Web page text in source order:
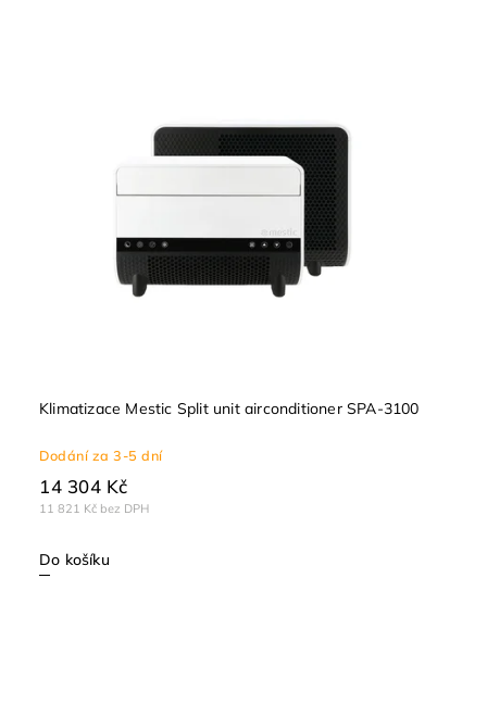
Klimatizace Mestic Split unit airconditioner SPA-3100
Dodání za 3-5 dní
11 821 Kč bez DPH
14 304 Kč
Do košíku